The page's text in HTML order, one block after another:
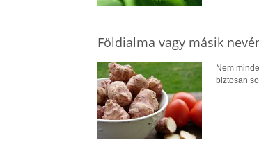
Földialma vagy másik
Nem
biztosan